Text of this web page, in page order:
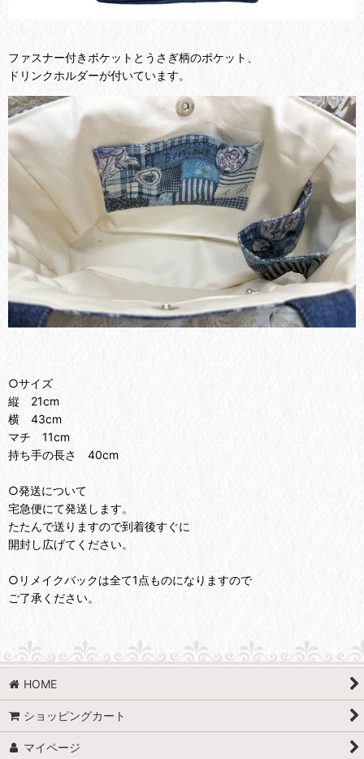
ファスナー付きポケットとうさぎ柄のポケット、
ドリンクホルダーが付いています。
○サイズ
縦 21cm
横 43cm
マチ 11cm
持ち手の長さ 40cm
○発送について
宅急便にて発送します。
たたんで送りますので到着後すぐに
開封し広げてください。
○リメイクバックは全て1点ものになりますので
ご了承ください。
HOME
ショッピングカート
マイページ